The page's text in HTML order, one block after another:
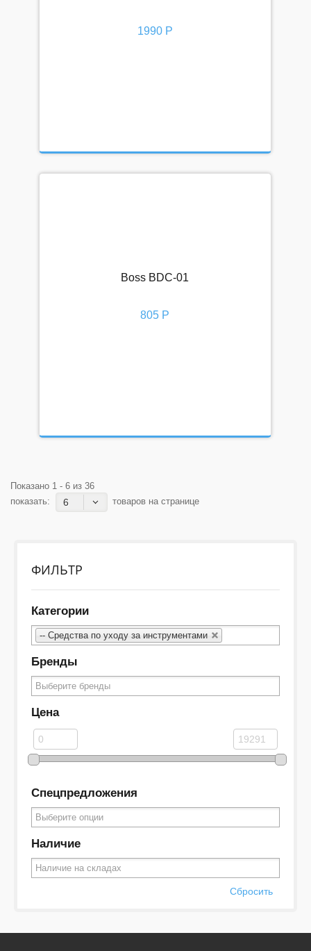
1990 Р
Boss BDC-01
805 Р
Показано 1 - 6 из 36
показать:
6 товаров на странице
ФИЛЬТР
Категории
-- Средства по уходу за инструментами
Бренды
Цена
Спецпредложения
Наличие
Сбросить